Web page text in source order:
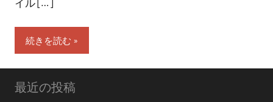
続きを読む
最近の投稿